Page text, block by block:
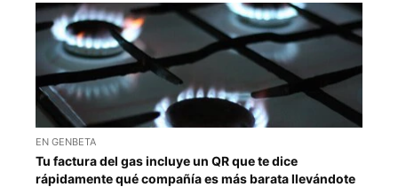
EN GENBETA
Tu factura del gas incluye un QR que te dice
rápidamente qué compañía es más barata llevándote